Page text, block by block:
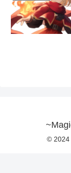
© 2024